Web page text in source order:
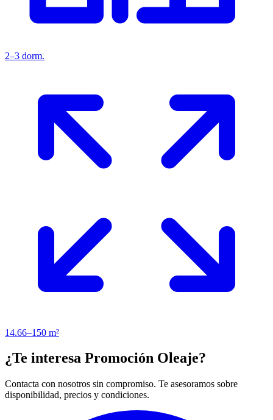
2–3 dorm.
14.66–150 m²
¿Te interesa Promoción Oleaje?
Contacta con nosotros sin compromiso. Te asesoramos sobre
disponibilidad, precios y condiciones.